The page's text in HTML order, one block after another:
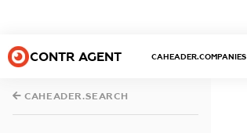
CONTR AGENT CAHEADER.COMPANIES
CAHEADER.SEARCH